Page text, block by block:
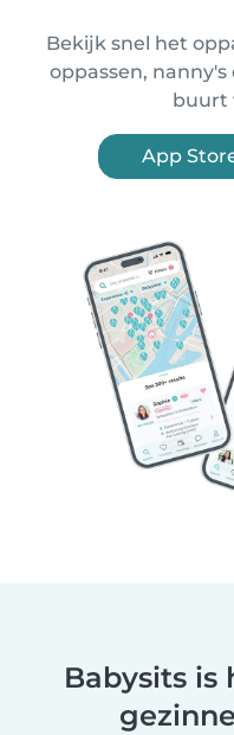
Bekijk snel het
oppassen,
buurt
App
Babysits